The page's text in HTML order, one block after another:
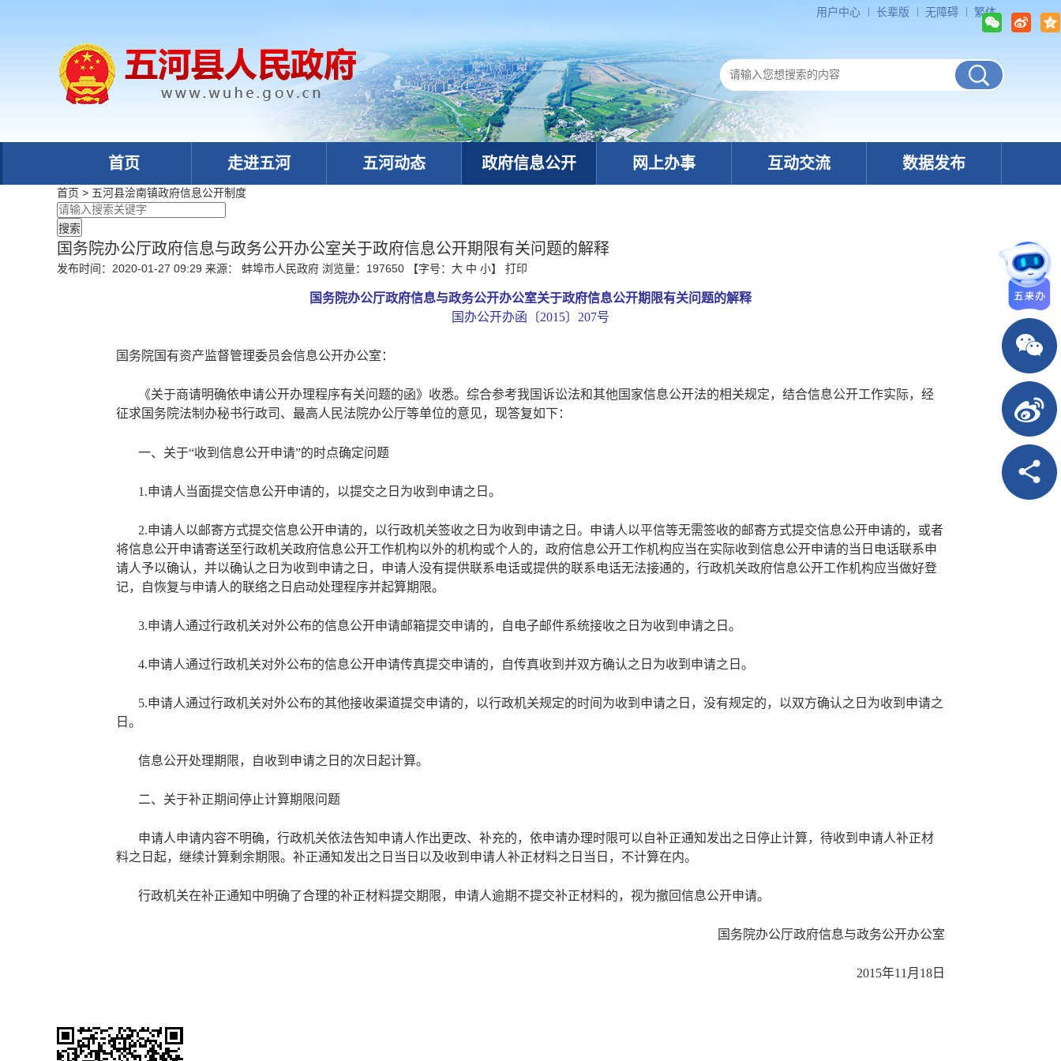
用户中心 长辈版 无障碍 繁体
首页 走进五河 五河动态 政府信息公开 网上办事 互动交流 数据发布
首页 > 五河县浍南镇政府信息公开制度
国务院办公厅政府信息与政务公开办公室关于政府信息公开期限有关问题的解释
发布时间：2020-01-27 09:29 来源： 蚌埠市人民政府 浏览量： 197650 【字号： 大 中 小】 打印
国务院办公厅政府信息与政务公开办公室关于政府信息公开期限有关问题的解释
国办公开办函〔2015〕207号
国务院国有资产监督管理委员会信息公开办公室：
《关于商请明确依申请公开办理程序有关问题的函》收悉。综合参考我国诉讼法和其他国家信息公开法的相关规定，结合信息公开工作实际，经
征求国务院法制办秘书行政司、最高人民法院办公厅等单位的意见，现答复如下：
一、关于“收到信息公开申请”的时点确定问题
1.申请人当面提交信息公开申请的，以提交之日为收到申请之日。
2.申请人以邮寄方式提交信息公开申请的，以行政机关签收之日为收到申请之日。申请人以平信等无需签收的邮寄方式提交信息公开申请的，或者
将信息公开申请寄送至行政机关政府信息公开工作机构以外的机构或个人的，政府信息公开工作机构应当在实际收到信息公开申请的当日电话联系申
请人予以确认，并以确认之日为收到申请之日，申请人没有提供联系电话或提供的联系电话无法接通的，行政机关政府信息公开工作机构应当做好登
记，自恢复与申请人的联络之日启动处理程序并起算期限。
3.申请人通过行政机关对外公布的信息公开申请邮箱提交申请的，自电子邮件系统接收之日为收到申请之日。
4.申请人通过行政机关对外公布的信息公开申请传真提交申请的，自传真收到并双方确认之日为收到申请之日。
5.申请人通过行政机关对外公布的其他接收渠道提交申请的，以行政机关规定的时间为收到申请之日，没有规定的，以双方确认之日为收到申请之
日。
信息公开处理期限，自收到申请之日的次日起计算。
二、关于补正期间停止计算期限问题
申请人申请内容不明确，行政机关依法告知申请人作出更改、补充的，依申请办理时限可以自补正通知发出之日停止计算，待收到申请人补正材
料之日起，继续计算剩余期限。补正通知发出之日当日以及收到申请人补正材料之日当日，不计算在内。
行政机关在补正通知中明确了合理的补正材料提交期限，申请人逾期不提交补正材料的，视为撤回信息公开申请。
国务院办公厅政府信息与政务公开办公室
2015年11月18日
政务微博